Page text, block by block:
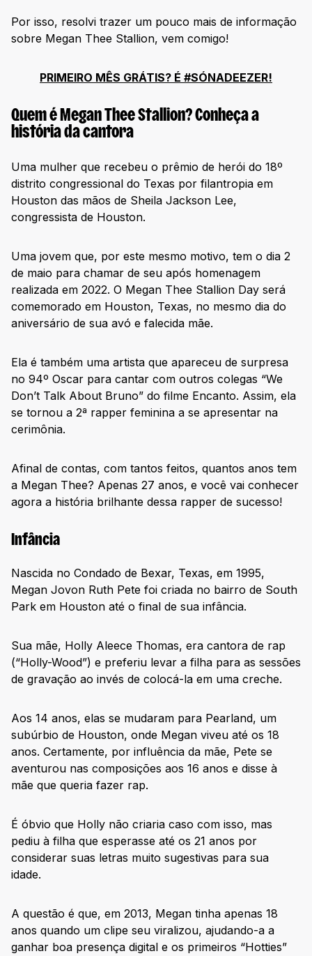
Sweetest Pie (feat. Dua Lipa)
Cry Baby (feat. DaBaby)
Stallion
Pocket Songs
Por isso, resolvi trazer um pouco mais de informação
sobre Megan Thee Stallion, vem comigo!
PRIMEIRO MÊS GRÁTIS? É #SÓNADEEZER!
Quem é Megan Thee Stallion? Conheça a
história da cantora
Uma mulher que recebeu o prêmio de herói do 18º
distrito congressional do Texas por filantropia em
Houston das mãos de Sheila Jackson Lee,
congressista de Houston.
Uma jovem que, por este mesmo motivo, tem o dia 2
de maio para chamar de seu após homenagem
realizada em 2022. O Megan Thee Stallion Day será
comemorado em Houston, Texas, no mesmo dia do
aniversário de sua avó e falecida mãe.
Ela é também uma artista que apareceu de surpresa
no 94º Oscar para cantar com outros colegas “We
Don’t Talk About Bruno” do filme Encanto. Assim, ela
se tornou a 2ª rapper feminina a se apresentar na
cerimônia.
Afinal de contas, com tantos feitos, quantos anos tem
a Megan Thee? Apenas 27 anos, e você vai conhecer
agora a história brilhante dessa rapper de sucesso!
Infância
Nascida no Condado de Bexar, Texas, em 1995,
Megan Jovon Ruth Pete foi criada no bairro de South
Park em Houston até o final de sua infância.
Sua mãe, Holly Aleece Thomas, era cantora de rap
(“Holly-Wood”) e preferiu levar a filha para as sessões
de gravação ao invés de colocá-la em uma creche.
Aos 14 anos, elas se mudaram para Pearland, um
subúrbio de Houston, onde Megan viveu até os 18
anos. Certamente, por influência da mãe, Pete se
aventurou nas composições aos 16 anos e disse à
mãe que queria fazer rap.
É óbvio que Holly não criaria caso com isso, mas
pediu à filha que esperasse até os 21 anos por
considerar suas letras muito sugestivas para sua
idade.
A questão é que, em 2013, Megan tinha apenas 18
anos quando um clipe seu viralizou, ajudando-a a
ganhar boa presença digital e os primeiros “Hotties”